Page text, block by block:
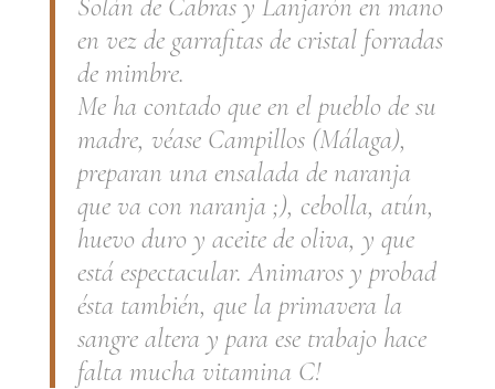
en vez de garrafitas de cristal forradas
de mimbre.
Me ha contado que en el pueblo de su
madre, véase Campillos (Málaga),
preparan una ensalada de naranja
que va con naranja ;), cebolla, atún,
huevo duro y aceite de oliva, y que
está espectacular. Animaros y probad
ésta también, que la primavera la
sangre altera y para ese trabajo hace
falta mucha vitamina C!